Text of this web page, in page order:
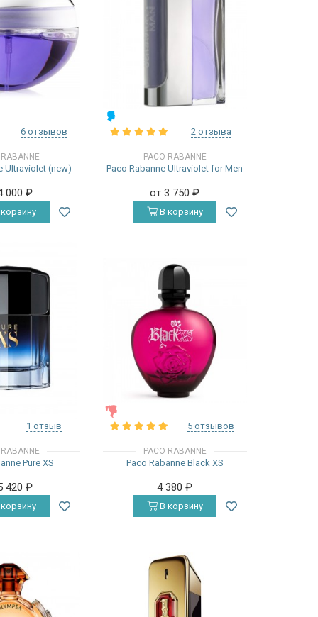
6 отзывов
Ultraviolet (new)
000₽
2 отзыва
PACO RABANNE
Paco Rabanne Ultraviolet for Men
от 3 750₽
В корзину
1 отзыв
Pure XS
420₽
5 отзывов
PACO RABANNE
Paco Rabanne Black XS
4 380₽
В корзину